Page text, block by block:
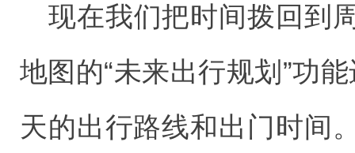
现在我们把时间拨回到
地图的“未来出行规划”功
天的出行路线和出门时间